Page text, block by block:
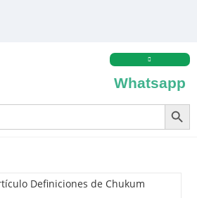
Whatsapp
SEARCH